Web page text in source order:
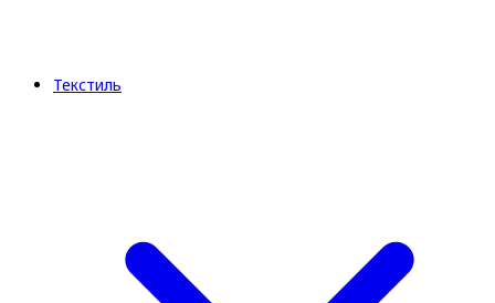
Текстиль